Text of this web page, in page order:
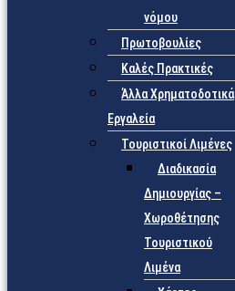
νόμου
Πρωτοβουλίες
Καλές Πρακτικές
Άλλα Χρηματοδοτικά
Εργαλεία
Τουριστικοί Λιμένες
Διαδικασία
Δημιουργίας –
Χωροθέτησης
Τουριστικού
Λιμένα